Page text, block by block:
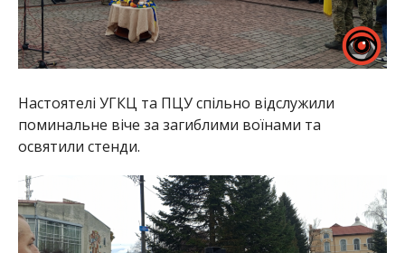
Настоятелі УГКЦ та ПЦУ спільно відслужили
поминальне віче за загиблими воїнами та
освятили стенди.